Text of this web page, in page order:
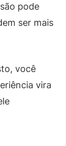
pode
ser mais
você
vira